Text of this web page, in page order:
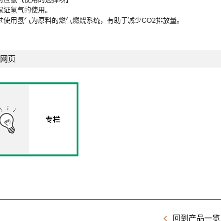
证氢气的使用。
使用氢气为原料的燃气燃烧系统，有助于减少CO2排放量。
页
回到产品一览